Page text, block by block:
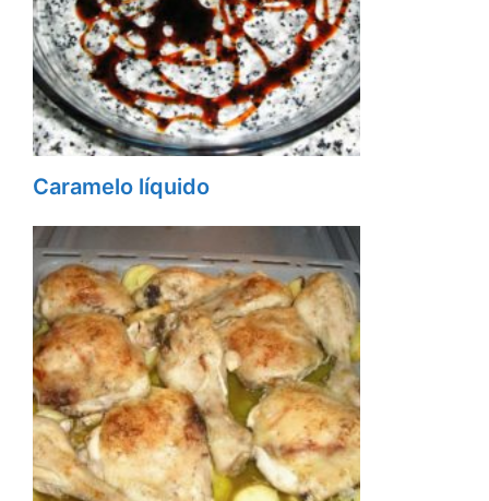
Caramelo líquido